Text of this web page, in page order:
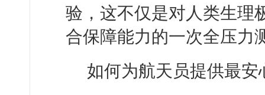
验，这不仅是对人类生理
合保障能力的一次全压力
如何为航天员提供最安